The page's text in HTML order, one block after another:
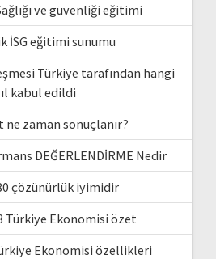
ve güvenliği eğitimi
İSG eğitimi sunumu
Türkiye tarafından hangi
kabul edildi
ne zaman sonuçlanır?
DEĞERLENDİRME Nedir
çözünürlük iyimidir
Türkiye Ekonomisi özet
Ekonomisi özellikleri